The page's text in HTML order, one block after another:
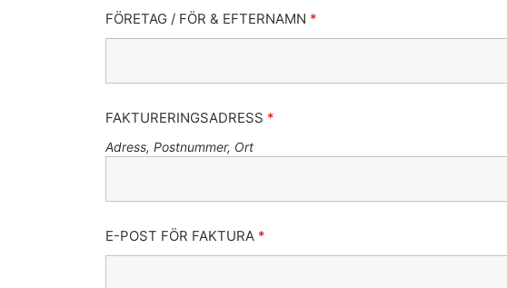
FÖRETAG / FÖR & EFTERNAMN *
FAKTURERINGSADRESS *
Adress, Postnummer, Ort
E-POST FÖR FAKTURA *